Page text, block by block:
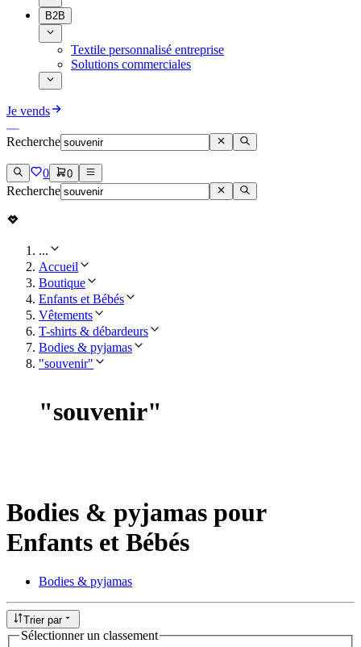
B2B
Textile personnalisé entreprise
Solutions commerciales
Je vends
Recherche
0 0
Recherche
...
Accueil
Boutique
Enfants et Bébés
Vêtements
T-shirts & débardeurs
Bodies & pyjamas
"souvenir"
"souvenir"
Bodies & pyjamas pour
Enfants et Bébés
Bodies & pyjamas
Trier par
Sélectionner un classement